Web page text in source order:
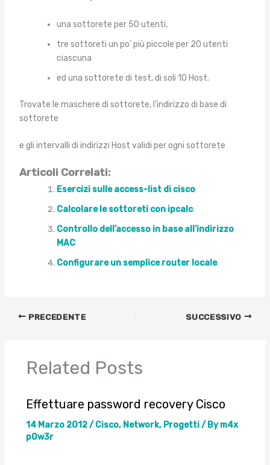
una sottorete per 50 utenti,
tre sottoreti un po’ più piccole per 20 utenti
ciascuna
ed una sottorete di test, di soli 10 Host.
Trovate le maschere di sottorete, l’indirizzo di base di
sottorete
e gli intervalli di indirizzi Host validi per ogni sottorete
Articoli Correlati:
Esercizi sulle access-list di cisco
Calcolare le sottoreti con ipcalc
Controllo dell’accesso in base all’indirizzo
MAC
Configurare un semplice router locale
PRECEDENTE SUCCESSIVO
Related Posts
Effettuare password recovery Cisco
14 Marzo 2012/ Cisco, Network, Progetti/ Bym4x
p0w3r